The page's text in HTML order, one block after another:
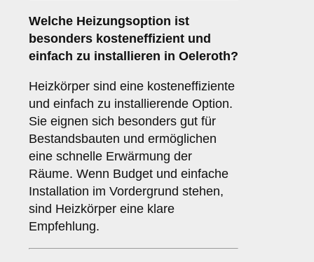
Welche Heizungsoption ist
besonders kosteneffizient und
einfach zu installieren in Oeleroth?
Heizkörper sind eine kosteneffiziente
und einfach zu installierende Option.
Sie eignen sich besonders gut für
Bestandsbauten und ermöglichen
eine schnelle Erwärmung der
Räume. Wenn Budget und einfache
Installation im Vordergrund stehen,
sind Heizkörper eine klare
Empfehlung.